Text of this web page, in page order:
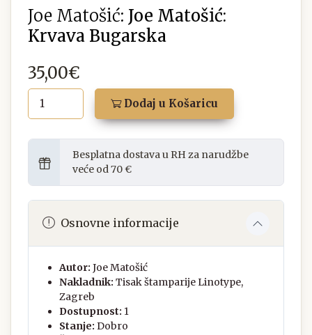
Joe Matošić: Joe Matošić:
Krvava Bugarska
35,00€
Dodaj u Košaricu
Besplatna dostava u RH za narudžbe
veće od 70 €
Osnovne informacije
Autor: Joe Matošić
Nakladnik: Tisak štamparije Linotype,
Zagreb
Dostupnost: 1
Stanje: Dobro